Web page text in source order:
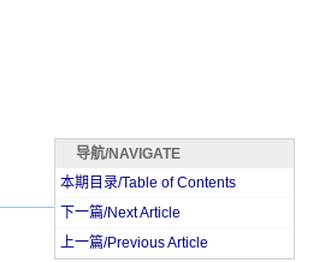
导航/NAVIGATE
本期目录/Table of Contents
下一篇/Next Article
上一篇/Previous Article